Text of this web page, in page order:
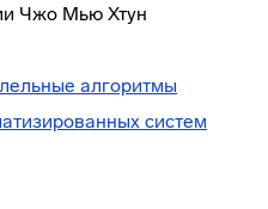
Чжо Мью Хтун
алгоритмы
систем